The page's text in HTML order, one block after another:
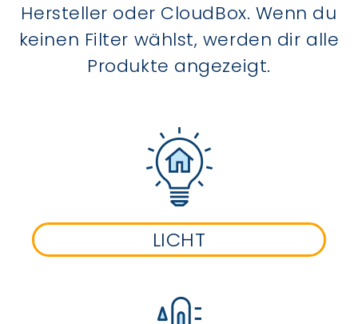
Hersteller oder CloudBox. Wenn du
keinen Filter wählst, werden dir alle
Produkte angezeigt.
LICHT